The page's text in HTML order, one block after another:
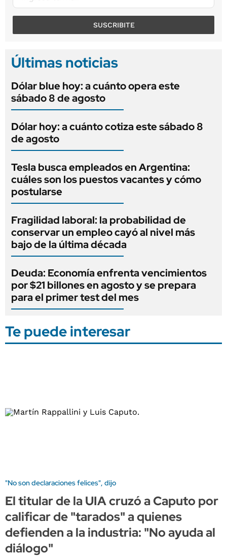
SUSCRIBITE
Últimas noticias
Dólar blue hoy: a cuánto opera este
sábado 8 de agosto
Dólar hoy: a cuánto cotiza este sábado 8
de agosto
Tesla busca empleados en Argentina:
cuáles son los puestos vacantes y cómo
postularse
Fragilidad laboral: la probabilidad de
conservar un empleo cayó al nivel más
bajo de la última década
Deuda: Economía enfrenta vencimientos
por $21 billones en agosto y se prepara
para el primer test del mes
Te puede interesar
"No son declaraciones felices", dijo
El titular de la UIA cruzó a Caputo por
calificar de "tarados" a quienes
defienden a la industria: "No ayuda al
diálogo"